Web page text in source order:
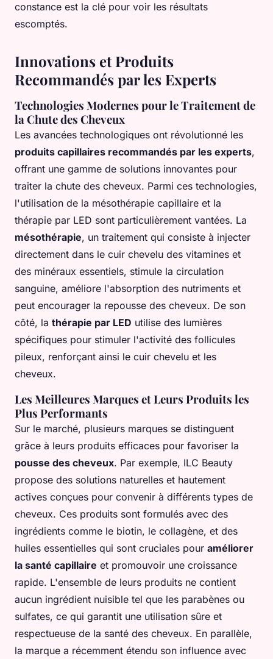
constance est la clé pour voir les résultats
escomptés.
Innovations et Produits
Recommandés par les Experts
Technologies Modernes pour le Traitement de
la Chute des Cheveux
Les avancées technologiques ont révolutionné les
produits capillaires recommandés par les experts,
offrant une gamme de solutions innovantes pour
traiter la chute des cheveux. Parmi ces technologies,
l'utilisation de la mésothérapie capillaire et la
thérapie par LED sont particulièrement vantées. La
mésothérapie, un traitement qui consiste à injecter
directement dans le cuir chevelu des vitamines et
des minéraux essentiels, stimule la circulation
sanguine, améliore l'absorption des nutriments et
peut encourager la repousse des cheveux. De son
côté, la thérapie par LED utilise des lumières
spécifiques pour stimuler l'activité des follicules
pileux, renforçant ainsi le cuir chevelu et les
cheveux.
Les Meilleures Marques et Leurs Produits les
Plus Performants
Sur le marché, plusieurs marques se distinguent
grâce à leurs produits efficaces pour favoriser la
pousse des cheveux. Par exemple, ILC Beauty
propose des solutions naturelles et hautement
actives conçues pour convenir à différents types de
cheveux. Ces produits sont formulés avec des
ingrédients comme le biotin, le collagène, et des
huiles essentielles qui sont cruciales pour améliorer
la santé capillaire et promouvoir une croissance
rapide. L'ensemble de leurs produits ne contient
aucun ingrédient nuisible tel que les parabènes ou
sulfates, ce qui garantit une utilisation sûre et
respectueuse de la santé des cheveux. En parallèle,
la marque a récemment étendu son influence avec